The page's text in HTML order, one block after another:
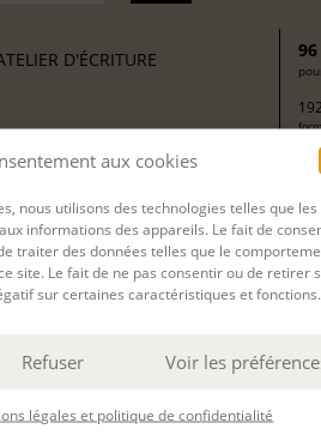
aux cookies
nous utilisons des technologies telles que les
informations des appareils. Le fait de
traiter des données telles que le
site. Le fait de ne pas consentir ou de retirer
sur certaines caractéristiques et fonctions.
Refuser Voir les
légales et politique de confidentialité
D'ÉCRITURE
D'ÉCRITURE
D'ÉCRITURE